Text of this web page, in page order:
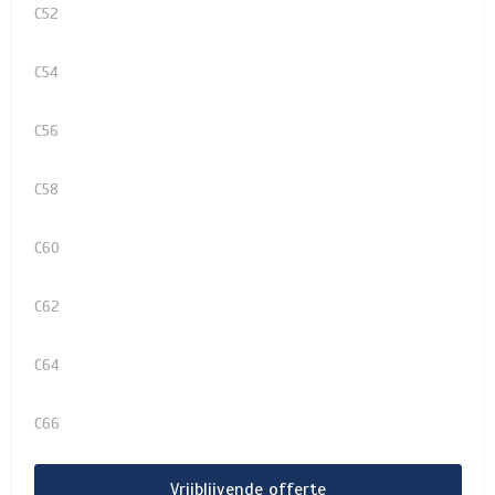
C52
C54
C56
C58
C60
C62
C64
C66
Vrijblijvende offerte